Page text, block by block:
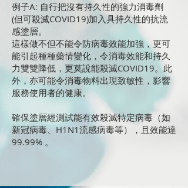
例子A: 自行把沒有持久性的強力消毒劑
(但可殺滅COVID19)加入具持久性的抗流
感塗層。
這樣做不但不能令防病毒效能加強，更可
能引起種種藥情變化，令消毒效能和持久
力雙雙降低，更莫說能殺滅COVID19。此
外，亦可能令消毒物料出現致敏性，影響
服務使用者的健康。
確保塗層經測試能有效殺滅特定病毒（如
新冠病毒、H1N1流感病毒等），且效能達
99.99% 。